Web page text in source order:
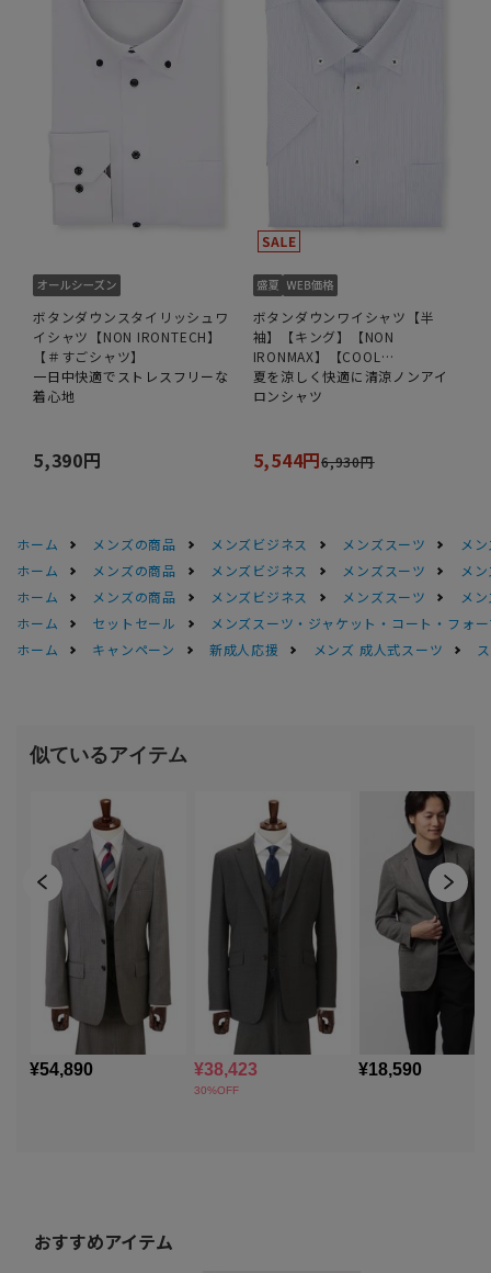
ボタンダウンスタイリッシュワ
イシャツ【NON IRONTECH】
【＃すごシャツ】
一日中快適でストレスフリーな
着心地
5,390円
ボタンダウンワイシャツ【半
袖】【キング】【NON
IRONMAX】【COOL
TECHNOLOGY】
夏を涼しく快適に清涼ノンアイ
ロンシャツ
5,544円6,930円
ホーム メンズの商品 メンズビジネス メンズスーツ
メ
ホーム
メンズの商品 メンズビジネス メンズスーツ
メ
ホーム
メンズの商品 メンズビジネス メンズスーツ
メ
ホーム
セットセール
メンズスーツ・ジャケット・コート・フォ
ホーム
キャンペーン 新成人応援 メンズ 成人式スーツ